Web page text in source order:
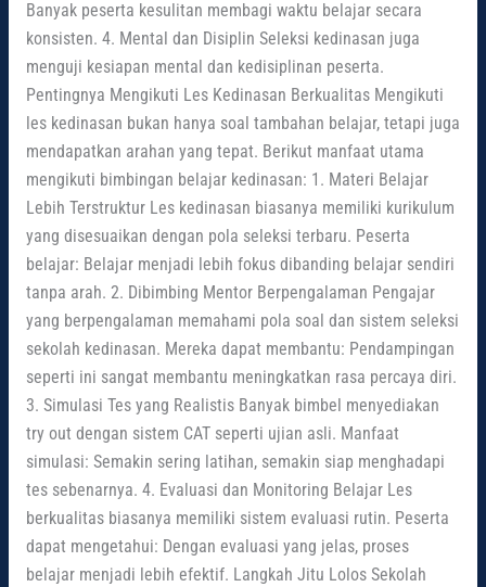
Banyak peserta kesulitan membagi waktu belajar secara
konsisten. 4. Mental dan Disiplin Seleksi kedinasan juga
menguji kesiapan mental dan kedisiplinan peserta.
Pentingnya Mengikuti Les Kedinasan Berkualitas Mengikuti
les kedinasan bukan hanya soal tambahan belajar, tetapi juga
mendapatkan arahan yang tepat. Berikut manfaat utama
mengikuti bimbingan belajar kedinasan: 1. Materi Belajar
Lebih Terstruktur Les kedinasan biasanya memiliki kurikulum
yang disesuaikan dengan pola seleksi terbaru. Peserta
belajar: Belajar menjadi lebih fokus dibanding belajar sendiri
tanpa arah. 2. Dibimbing Mentor Berpengalaman Pengajar
yang berpengalaman memahami pola soal dan sistem seleksi
sekolah kedinasan. Mereka dapat membantu: Pendampingan
seperti ini sangat membantu meningkatkan rasa percaya diri.
3. Simulasi Tes yang Realistis Banyak bimbel menyediakan
try out dengan sistem CAT seperti ujian asli. Manfaat
simulasi: Semakin sering latihan, semakin siap menghadapi
tes sebenarnya. 4. Evaluasi dan Monitoring Belajar Les
berkualitas biasanya memiliki sistem evaluasi rutin. Peserta
dapat mengetahui: Dengan evaluasi yang jelas, proses
belajar menjadi lebih efektif. Langkah Jitu Lolos Sekolah